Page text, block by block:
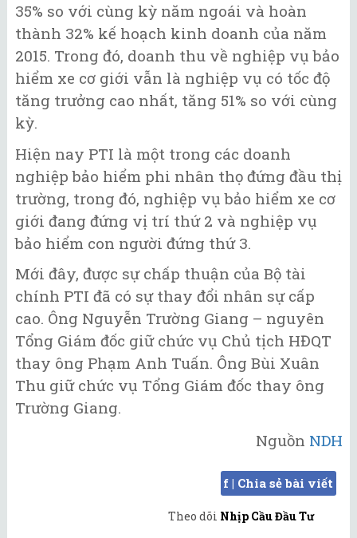
35% so với cùng kỳ năm ngoái và hoàn
thành 32% kế hoạch kinh doanh của năm
2015. Trong đó, doanh thu về nghiệp vụ bảo
hiểm xe cơ giới vẫn là nghiệp vụ có tốc độ
tăng trưởng cao nhất, tăng 51% so với cùng
kỳ.
Hiện nay PTI là một trong các doanh
nghiệp bảo hiểm phi nhân thọ đứng đầu thị
trường, trong đó, nghiệp vụ bảo hiểm xe cơ
giới đang đứng vị trí thứ 2 và nghiệp vụ
bảo hiểm con người đứng thứ 3.
Mới đây, được sự chấp thuận của Bộ tài
chính PTI đã có sự thay đổi nhân sự cấp
cao. Ông Nguyễn Trường Giang – nguyên
Tổng Giám đốc giữ chức vụ Chủ tịch HĐQT
thay ông Phạm Anh Tuấn. Ông Bùi Xuân
Thu giữ chức vụ Tổng Giám đốc thay ông
Trường Giang.
Nguồn NDH
f | Chia sẻ bài viết
Theo dõi Nhịp Cầu Đầu Tư